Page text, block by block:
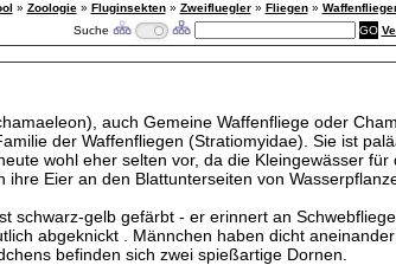
» Zoologie» Fluginsekten» Zweifluegler» Fliegen»
Suche
auch Gemeine Waffenfliege oder
der Waffenfliegen (Stratiomyidae). Sie ist
wohl eher selten vor, da die Kleingewässer für
Eier an den Blattunterseiten von
schwarz-gelb gefärbt - er erinnert an
abgeknickt . Männchen haben dicht
befinden sich zwei spießartige Dornen.